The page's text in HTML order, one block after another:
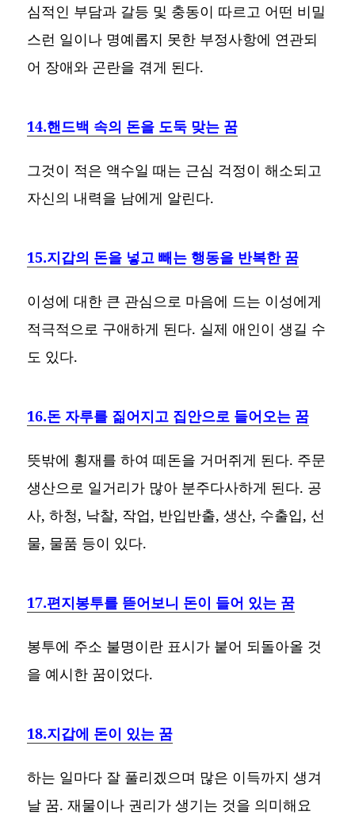
심적인 부담과 갈등 및 충동이 따르고 어떤 비밀
스런 일이나 명예롭지 못한 부정사항에 연관되
어 장애와 곤란을 겪게 된다.
14.핸드백 속의 돈을 도둑 맞는 꿈
그것이 적은 액수일 때는 근심 걱정이 해소되고
자신의 내력을 남에게 알린다.
15.지갑의 돈을 넣고 빼는 행동을 반복한 꿈
이성에 대한 큰 관심으로 마음에 드는 이성에게
적극적으로 구애하게 된다. 실제 애인이 생길 수
도 있다.
16.돈 자루를 짊어지고 집안으로 들어오는 꿈
뜻밖에 횡재를 하여 떼돈을 거머쥐게 된다. 주문
생산으로 일거리가 많아 분주다사하게 된다. 공
사, 하청, 낙찰, 작업, 반입반출, 생산, 수출입, 선
물, 물품 등이 있다.
17.편지봉투를 뜯어보니 돈이 들어 있는 꿈
봉투에 주소 불명이란 표시가 붙어 되돌아올 것
을 예시한 꿈이었다.
18.지갑에 돈이 있는 꿈
하는 일마다 잘 풀리겠으며 많은 이득까지 생겨
날 꿈. 재물이나 권리가 생기는 것을 의미해요